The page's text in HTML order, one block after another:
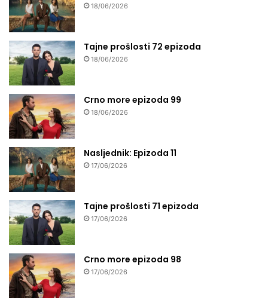
18/06/2026
Tajne prošlosti 72 epizoda
18/06/2026
Crno more epizoda 99
18/06/2026
Nasljednik: Epizoda 11
17/06/2026
Tajne prošlosti 71 epizoda
17/06/2026
Crno more epizoda 98
17/06/2026